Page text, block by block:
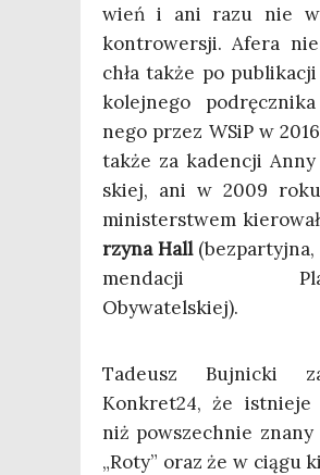
wień i ani razu nie
kon­tro­wer­sji. Afe­ra
chła tak­że po
kolej­ne­go
ne­go przez WSiP w
tak­że za kaden­cji
skiej, ani w 2009
mini­ster­stwem
rzy­na Hall
men­da­cji
Obywatelskiej).
Tade­usz Buj­nic­ki
Konkret24, że ist­nie­je
niż powszech­nie zna­ny
„Roty” oraz że w cią­gu